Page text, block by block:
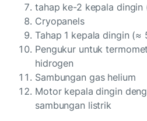
tahap ke-2 kepala dingin
Cryopanels
Tahap 1 kepala dingin (≈
Pengukur untuk
hidrogen
Sambungan gas helium
Motor kepala dingin
sambungan listrik